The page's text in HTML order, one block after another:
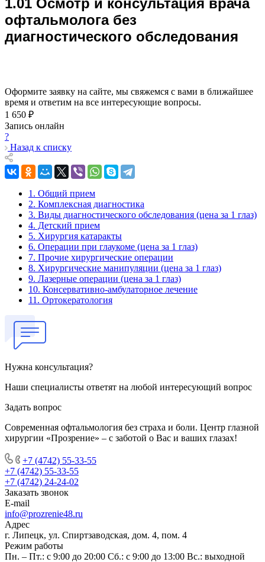
1.01 Осмотр и консультация врача
офтальмолога без
диагностического обследования
Оформите заявку на сайте, мы свяжемся с вами в ближайшее
время и ответим на все интересующие вопросы.
1 650 ₽
Запись онлайн
?
Назад к списку
1. Общий прием
2. Комплексная диагностика
3. Виды диагностического обследования (цена за 1 глаз)
4. Детский прием
5. Хирургия катаракты
6. Операции при глаукоме (цена за 1 глаз)
7. Прочие хирургические операции
8. Хирургические манипуляции (цена за 1 глаз)
9. Лазерные операции (цена за 1 глаз)
10. Консервативно-амбулаторное лечение
11. Ортокератология
Нужна консультация?
Наши специалисты ответят на любой интересующий вопрос
Задать вопрос
Современная офтальмология без страха и боли. Центр глазной
хирургии «Прозрение» – с заботой о Вас и ваших глазах!
+7 (4742) 55-33-55
+7 (4742) 55-33-55
+7 (4742) 24-24-02
Заказать звонок
E-mail
info@prozrenie48.ru
Адрес
г. Липецк, ул. Спиртзаводская, дом. 4, пом. 4
Режим работы
Пн. – Пт.: с 9:00 до 20:00 Сб.: с 9:00 до 13:00 Вс.: выходной